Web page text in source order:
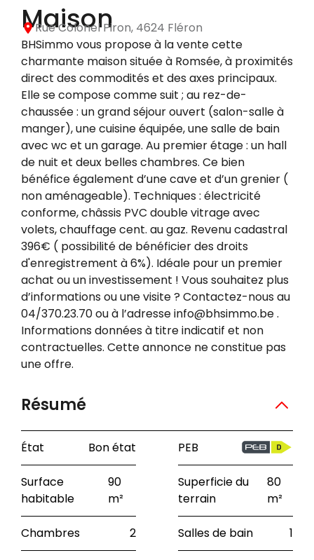
Maison
Rue Colonel Piron, 4624 Fléron
BHSimmo vous propose à la vente cette
charmante maison située à Romsée, à proximités
direct des commodités et des axes principaux.
Elle se compose comme suit ; au rez-de-
chaussée : un grand séjour ouvert (salon-salle à
manger), une cuisine équipée, une salle de bain
avec wc et un garage. Au premier étage : un hall
de nuit et deux belles chambres. Ce bien
bénéfice également d’une cave et d’un grenier (
non aménageable). Techniques : électricité
conforme, châssis PVC double vitrage avec
volets, chauffage cent. au gaz. Revenu cadastral
396€ ( possibilité de bénéficier des droits
d'enregistrement à 6%). Idéale pour un premier
achat ou un investissement ! Vous souhaitez plus
d’informations ou une visite ? Contactez-nous au
04/370.23.70 ou à l’adresse info@bhsimmo.be .
Informations données à titre indicatif et non
contractuelles. Cette annonce ne constitue pas
une offre.
Résumé
État Bon état PEB
Surface
habitable
90
m²
Superficie du
terrain
80
m²
Chambres 2 Salles de bain 1